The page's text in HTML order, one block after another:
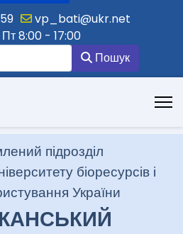
vp_bati@ukr.net
8:00 - 17:00
Пошук
підрозділ
біоресурсів і
України